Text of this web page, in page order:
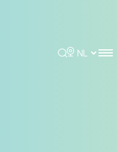
Rechercher
Choisir la